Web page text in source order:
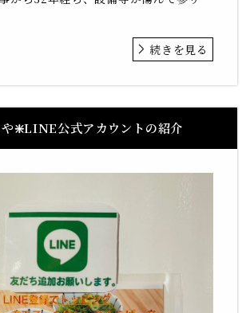
続きを見る
や❇️LINE公式アカウントの紹介